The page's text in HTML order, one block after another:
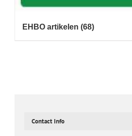
EHBO artikelen (68)
Contact Info